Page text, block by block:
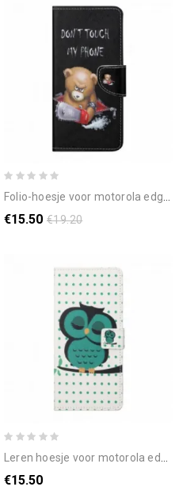
folio-hoesje voor motorola edge 20 gevaarlijke beer
€15.50 €19.20
leren hoesje voor motorola edge 20 slapende uil
€15.50